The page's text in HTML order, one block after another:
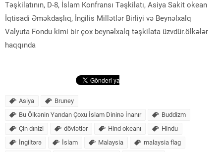
Təşkilatının, D-8, İslam Konfransı Təşkilatı, Asiya Sakit okean
İqtisadi Əməkdaşlıq, İngilis Millətlər Birliyi və Beynəlxalq
Valyuta Fondu kimi bir çox beynəlxalq təşkilata üzvdür.ölkələr
haqqında
Asiya
Bruney
Bu Ölkənin Yarıdan Çoxu İslam Dininə İnanır
Buddizm
Çin dınizi
dövlətlər Hind okeanı
Hindu
İngiltərə
İslam Malaysia
malaysia flag